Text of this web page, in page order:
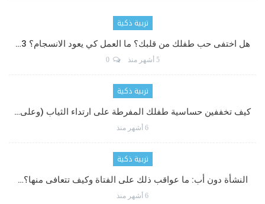
تربية ذكية
هل اختفى حب طفلك من قلبك؟ ما العمل كي يعود الانسجام؟ 3…
5 أشهر منذ 0
تربية ذكية
كيف تخففين حساسية طفلك المفرطة على ارتداء الثياب (وعلى…
6 أشهر منذ
تربية ذكية
النشأة دون أب: ما عواقب ذلك على الفتاة وكيف تتعافى منها؟…
6 أشهر منذ